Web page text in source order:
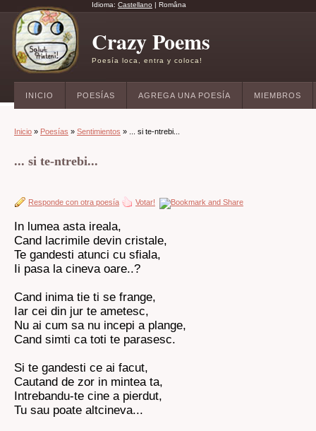
Idioma: Castellano | Româna
Crazy Poems
Poesía loca, entra y coloca!
INICIO POESÍAS AGREGA UNA POESÍA MIEMBROS
Inicio » Poesías » Sentimientos » ... si te-ntrebi...
... si te-ntrebi...
Responde con otra poesía Votar!
In lumea asta ireala,
Cand lacrimile devin cristale,
Te gandesti atunci cu sfiala,
Ii pasa la cineva oare..?
Cand inima tie ti se frange,
Iar cei din jur te ametesc,
Nu ai cum sa nu incepi a plange,
Cand simti ca toti te parasesc.
Si te gandesti ce ai facut,
Cautand de zor in mintea ta,
Intrebandu-te cine a pierdut,
Tu sau poate altcineva...